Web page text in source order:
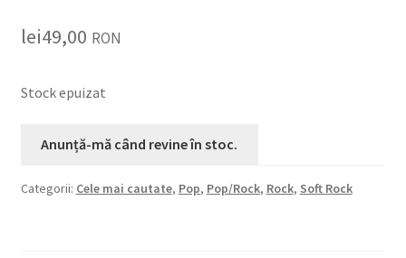
lei49,00 RON
Stock epuizat
Categorii: Cele mai cautate, Pop, Pop/Rock, Rock, Soft Rock